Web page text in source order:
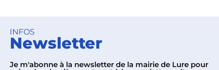
INFOS
Newsletter
Je m'abonne à la newsletter de la mairie de Lure pour